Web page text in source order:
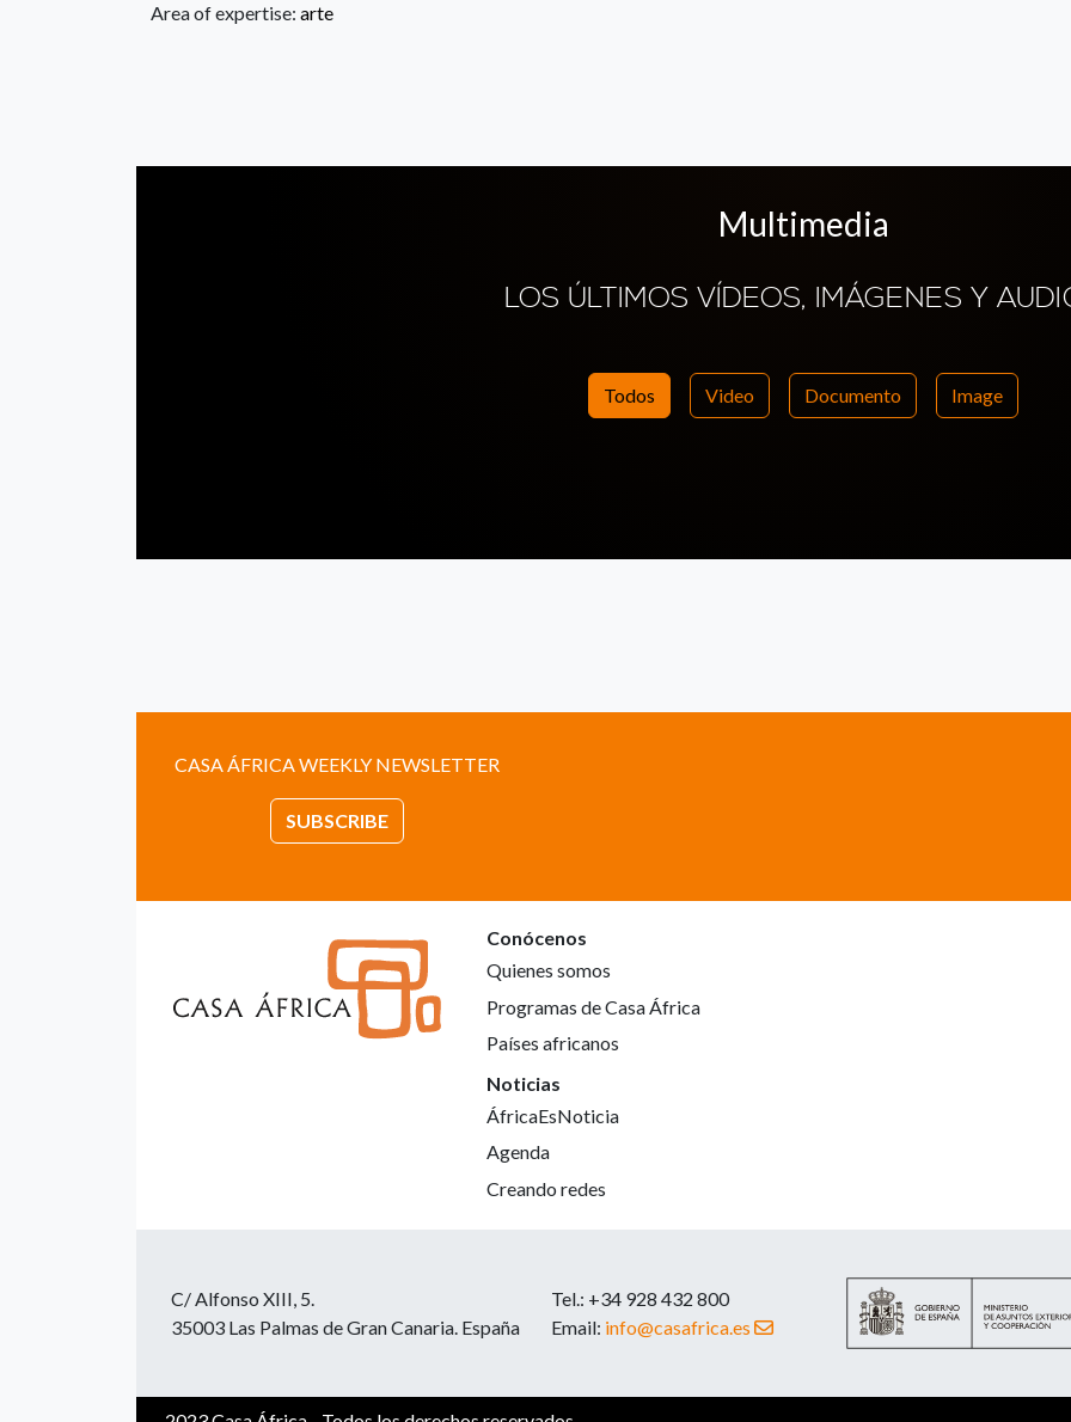
Area of expertise: arte
Multimedia
LOS ÚLTIMOS VÍDEOS, IMÁGENES Y
Todos Video Documento Image
CASA ÁFRICA WEEKLY NEWSLETTER
SUBSCRIBE
Conócenos
Quienes somos
Programas de Casa África
Países africanos
Noticias
ÁfricaEsNoticia
Agenda
Creando redes
C/ Alfonso XIII, 5.
35003 Las Palmas de Gran Canaria. España
Tel.: +34 928 432 800
Email: info@casafrica.es